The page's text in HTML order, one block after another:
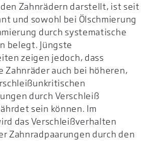
Zahnrädern darstellt, ist seit
und sowohl bei Ölschmierung
durch systematische
belegt. Jüngste
zeigen jedoch, dass
auch bei höheren,
durch Verschleiß
sein können. Im
das Verschleißverhalten
Zahnradpaarungen durch den